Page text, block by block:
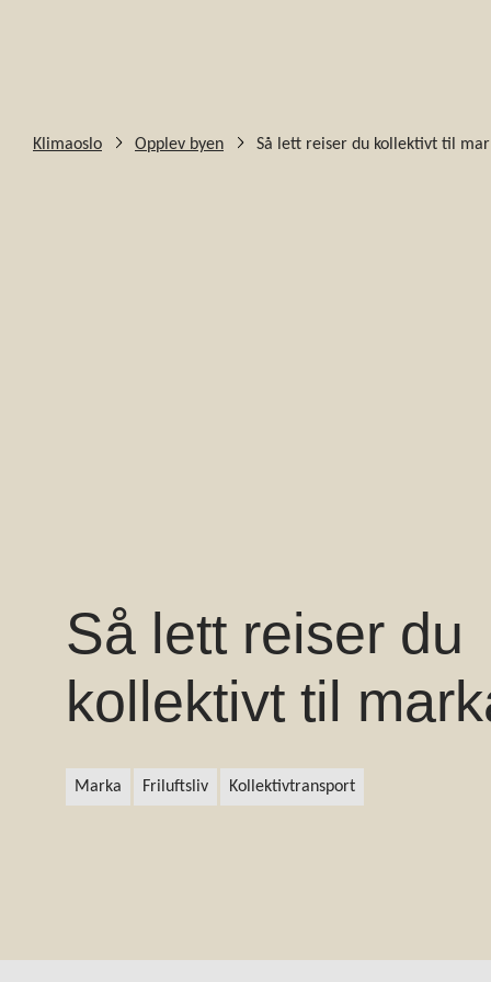
Klimaoslo Opplev byen Så lett reiser du kollektivt til
Så lett reiser du
kollektivt til
Marka friluftsliv kollektivtransport